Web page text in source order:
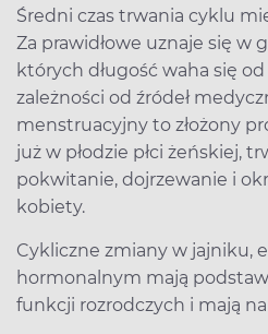
Średni czas trwania cyklu
Za prawidłowe uznaje się w
których długość waha się
zależności od źródeł
menstruacyjny to złożony
już w płodzie płci żeńskiej,
pokwitanie, dojrzewanie i
kobiety.
Cykliczne zmiany w jajniku,
hormonalnym mają
funkcji rozrodczych i mają